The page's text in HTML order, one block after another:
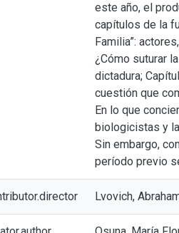
este año, el
capítulos de la
Familia”:
¿Cómo suturar
dictadura;
cuestión que
En lo que
biologicistas y
Sin embargo,
período previo
Lvovich,